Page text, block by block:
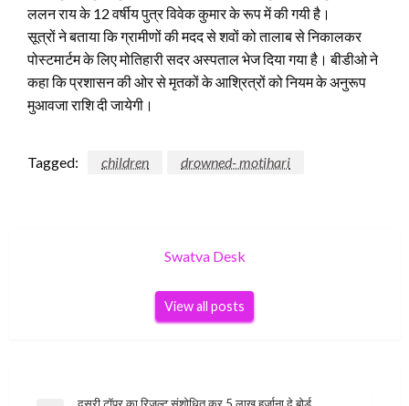
ललन राय के 12 वर्षीय पुत्र विवेक कुमार के रूप में की गयी है।
सूत्रों ने बताया कि ग्रामीणों की मदद से शवों को तालाब से निकालकर
पोस्टमार्टम के लिए मोतिहारी सदर अस्पताल भेज दिया गया है। बीडीओ ने
कहा कि प्रशासन की ओर से मृतकों के आश्रित्रों को नियम के अनुरूप
मुआवजा राशि दी जायेगी।
Tagged: children drowned- motihari
Swatva Desk
View all posts
दूसरी टॉपर का रिजल्ट संशोधित कर 5 लाख हर्जाना दे बोर्ड